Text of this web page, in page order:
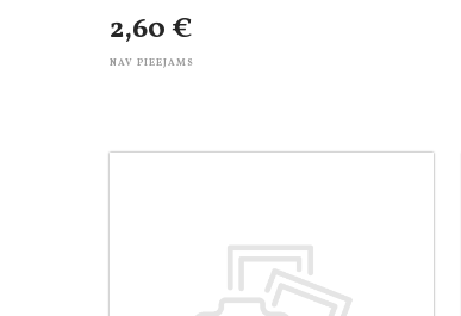
2,60 €
NAV PIEEJAMS